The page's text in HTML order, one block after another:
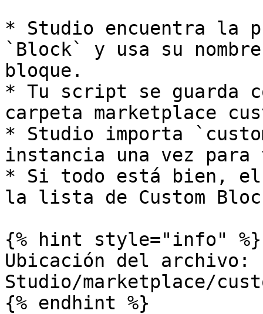
* Studio encuentra la
`Block` y usa su
bloque.
* Tu script se guarda
carpeta marketplace
* Studio importa
instancia una vez
* Si todo está bien, el
la lista de Custom
{% hint style="info" %}
Ubicación del archivo:
Studio/marketplace/
{% endhint %}